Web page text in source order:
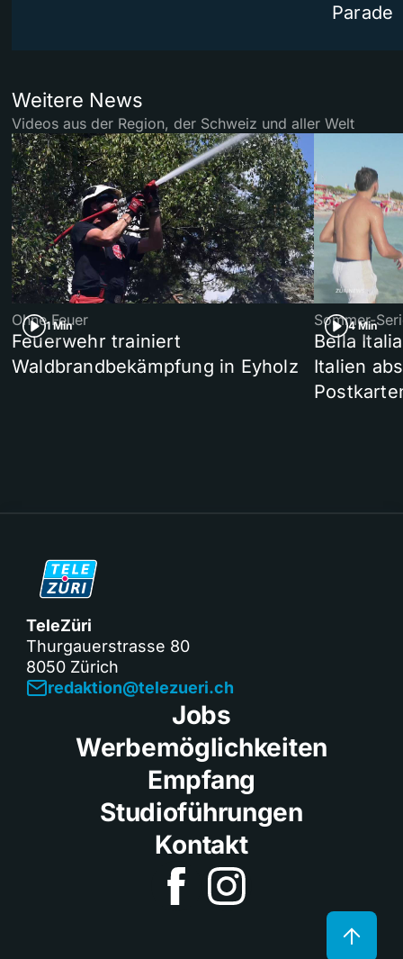
Parade
Weitere News
Videos aus der Region, der Schweiz und aller Welt
1 Min
Ohne Feuer
Feuerwehr trainiert
Waldbrandbekämpfung in Eyholz
4 Min
Sommer-
Bella
Italien
TeleZüri
Thurgauerstrasse 80
8050 Zürich
redaktion@telezueri.ch
Jobs
Werbemöglichkeiten
Empfang
Studioführungen
Kontakt